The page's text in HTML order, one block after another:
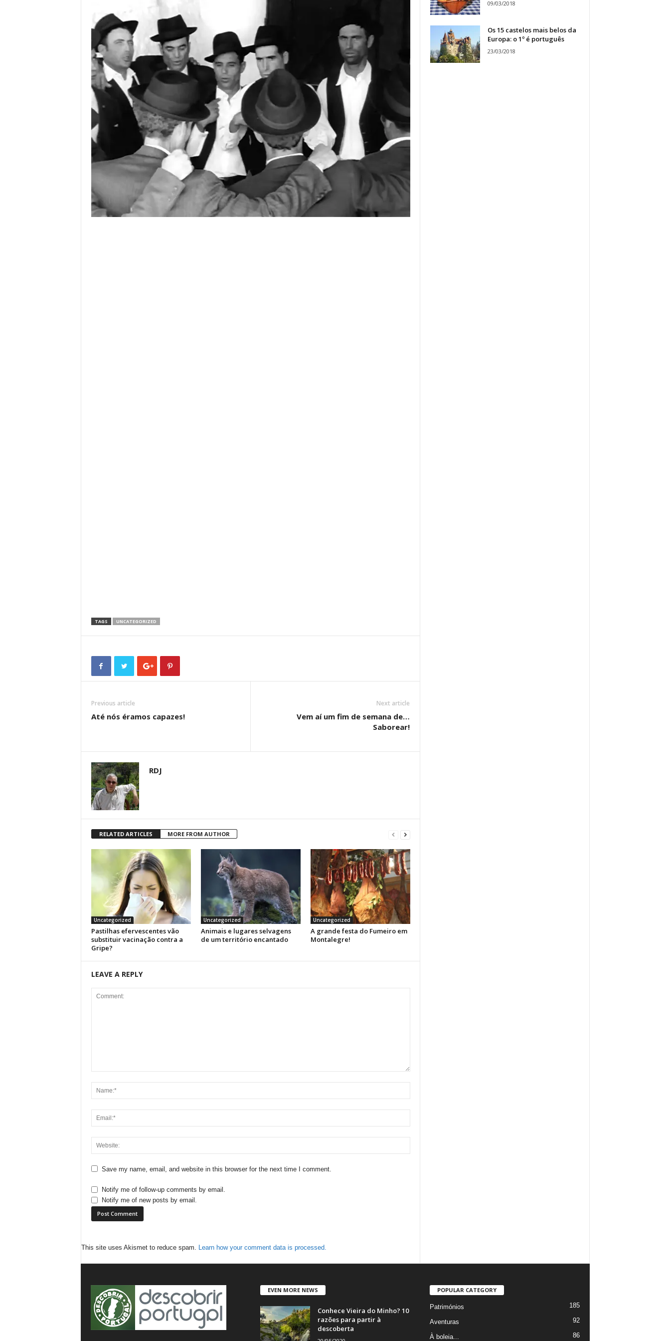
t
a
l
TAGS UNCATEGORIZED
Previous article
Até nós éramos capazes!
Next article
Vem aí um fim de semana de…
Saborear!
RDJ
RELATED ARTICLES MORE FROM AUTHOR
Uncategorized
Pastilhas efervescentes vão
substituir vacinação contra a
Gripe?
Uncategorized
Animais e lugares selvagens
de um território encantado
Uncategorized
A grande festa do Fumeiro em
Montalegre!
LEAVE A REPLY
Save my name, email, and website in this browser for the next time I comment.
Notify me of follow-up comments by email.
Notify me of new posts by email.
This site uses Akismet to reduce spam. Learn how your comment data is processed.
09/03/2018
Os 15 castelos mais belos da
Europa: o 1º é português
23/03/2018
EVEN MORE NEWS
Conhece Vieira do Minho? 10
razões para partir à
descoberta
POPULAR CATEGORY
Patrimónios 185
Aventuras 92
À boleia... 86